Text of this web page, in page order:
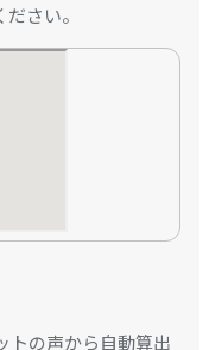
さい。
トの声から自動算出